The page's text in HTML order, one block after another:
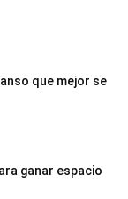
que mejor se
ganar espacio